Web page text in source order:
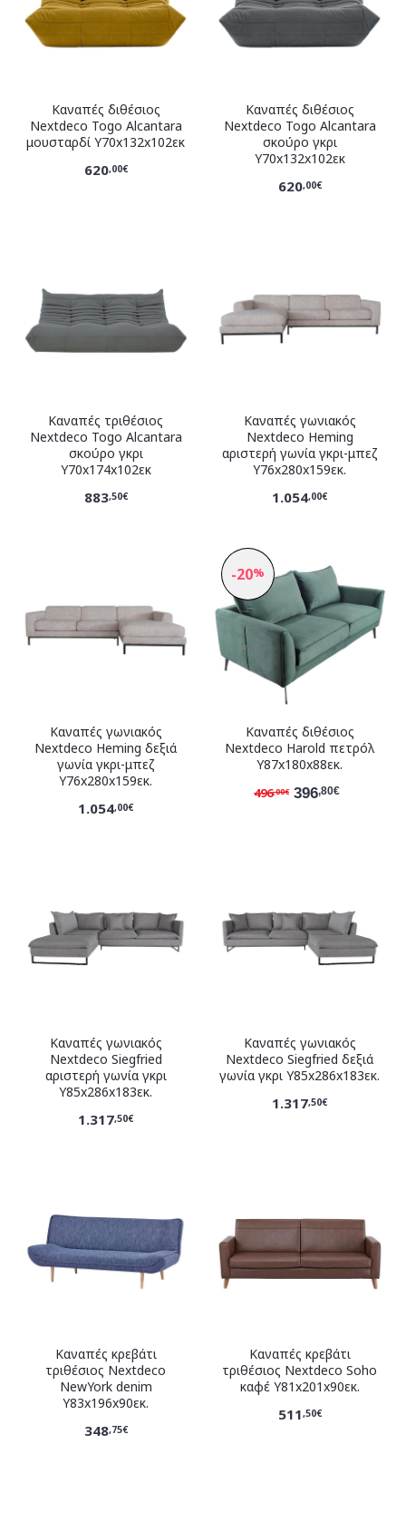
Καναπές διθέσιος
Nextdeco Togo Alcantara
μουσταρδί Υ70x132x102εκ
620,00€
Καναπές διθέσιος
Nextdeco Togo Alcantara
σκούρο γκρι
Υ70x132x102εκ
620,00€
Καναπές τριθέσιος
Nextdeco Togo Alcantara
σκούρο γκρι
Υ70x174x102εκ
883,50€
Καναπές γωνιακός
Nextdeco Heming
αριστερή γωνία γκρι-μπεζ
Υ76x280x159εκ.
1.054,00€
Καναπές γωνιακός
Nextdeco Heming δεξιά
γωνία γκρι-μπεζ
Υ76x280x159εκ.
1.054,00€
-20%
Καναπές διθέσιος
Nextdeco Harold πετρόλ
Y87x180x88εκ.
396,80€
496,00€
Καναπές γωνιακός
Nextdeco Siegfried
αριστερή γωνία γκρι
Y85x286x183εκ.
1.317,50€
Καναπές γωνιακός
Nextdeco Siegfried δεξιά
γωνία γκρι Y85x286x183εκ.
1.317,50€
Καναπές κρεβάτι
τριθέσιος Nextdeco
NewYork denim
Υ83x196x90εκ.
348,75€
Καναπές κρεβάτι
τριθέσιος Nextdeco Soho
καφέ Υ81x201x90εκ.
511,50€